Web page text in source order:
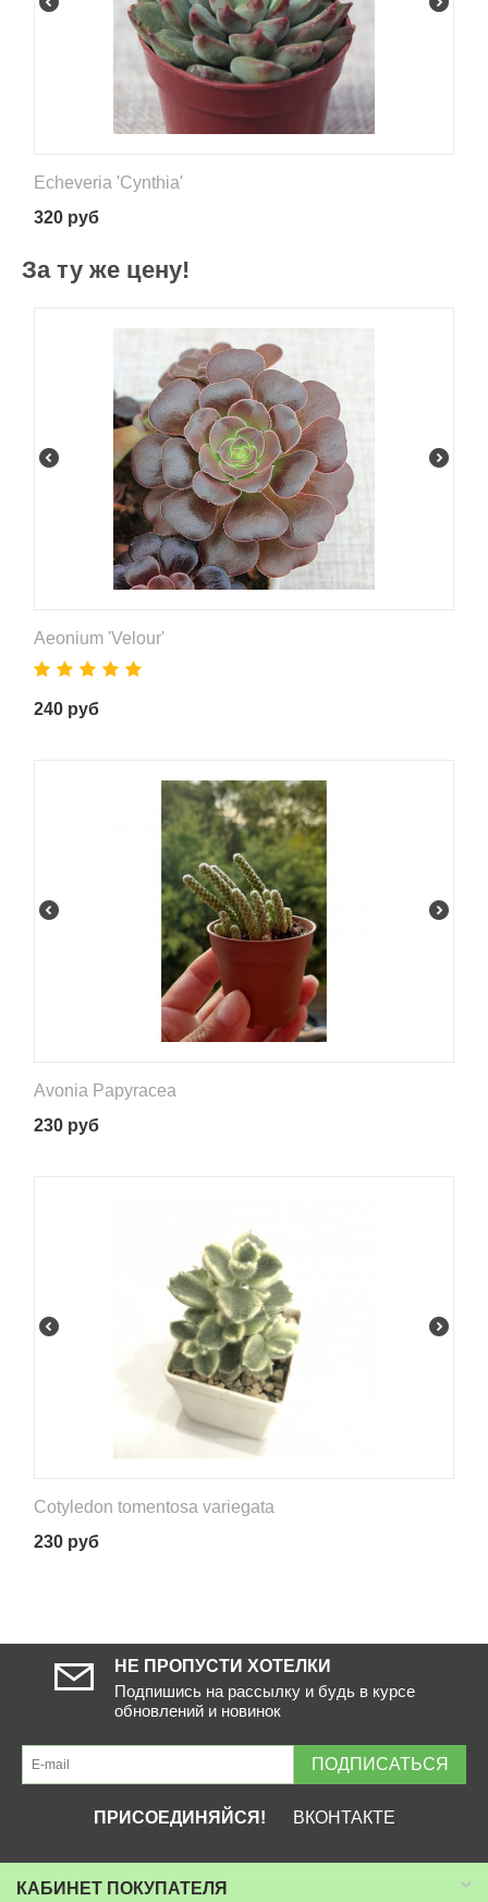
Echeveria 'Cynthia'
320 руб
За ту же цену!
Aeonium 'Velour'
240 руб
Avonia Papyracea
230 руб
Cotyledon tomentosa variegata
230 руб
НЕ ПРОПУСТИ ХОТЕЛКИ
Подпишись на рассылку и будь в курсе
обновлений и новинок
ПОДПИСАТЬСЯ
ПРИСОЕДИНЯЙСЯ! ВКОНТАКТЕ
КАБИНЕТ ПОКУПАТЕЛЯ